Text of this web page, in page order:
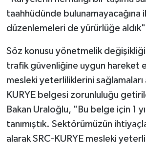
taahhüdünde bulunamayacağına
düzenlemeleri de yürürlüğe
Söz konusu yönetmelik
trafik güvenliğine uygun hareket
mesleki yeterliliklerini sağlamaları
KURYE belgesi zorunluluğu
Bakan Uraloğlu, "Bu belge için 1
tanımıştık. Sektörümüzün
alarak SRC-KURYE mesleki